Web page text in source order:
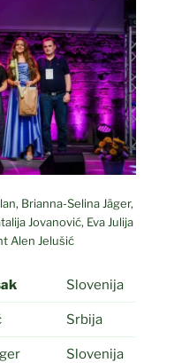
Brianna-Selina Jäger,
Jovanović, Eva Julija
Alen Jelušić
Slovenija
Srbija
Slovenija